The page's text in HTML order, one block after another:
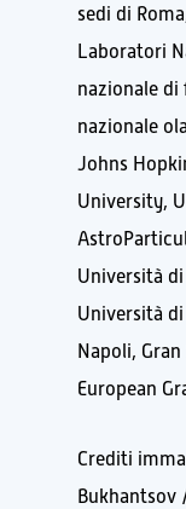
sedi di
Laboratori
nazionale di
nazionale
Johns
University,
Università
Università
Napoli,
European
Crediti
Bukhantsov